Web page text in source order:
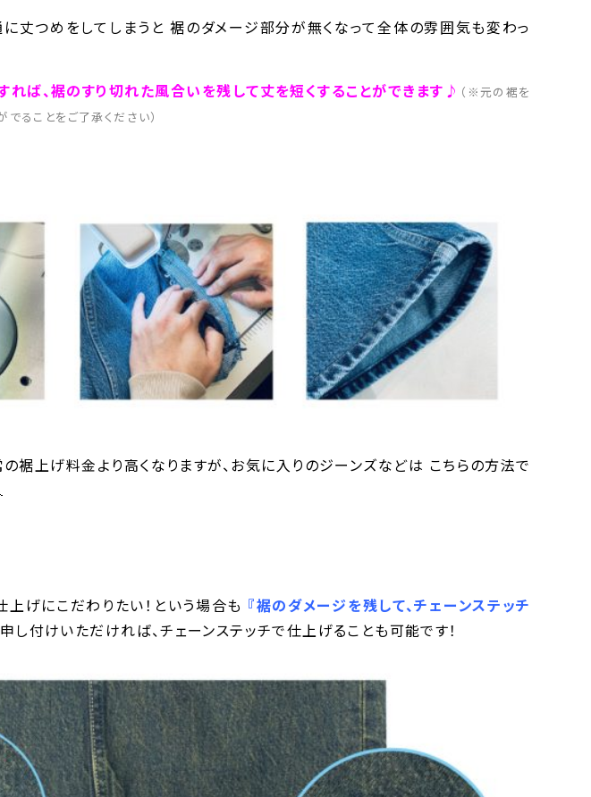
丈つめをしてしまうと 裾のダメージ部分が無くなって全体の雰囲気も変わっ
れば、裾のすり切れた風合いを残して丈を短くすることができます♪ （※元の裾を
ることをご了承ください）
裾上げ料金より高くなりますが、お気に入りのジーンズなどは こちらの方法で
上げにこだわりたい！という場合も 『裾のダメージを残して、チェーンステッチ
し付けいただければ、チェーンステッチで仕上げることも可能です！